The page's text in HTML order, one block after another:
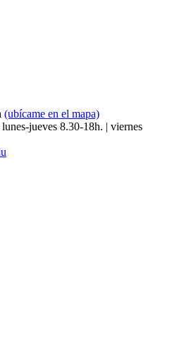
(ubícame en el mapa)
jueves 8.30-18h. | viernes